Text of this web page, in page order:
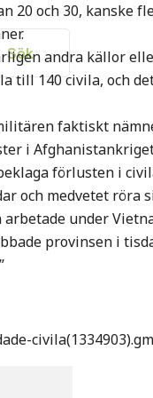
och 30, kanske
andra källor
till 140 civila, och
faktiskt
i
förlusten i
och medvetet röra
under
provinsen i
civila(1334903).gm